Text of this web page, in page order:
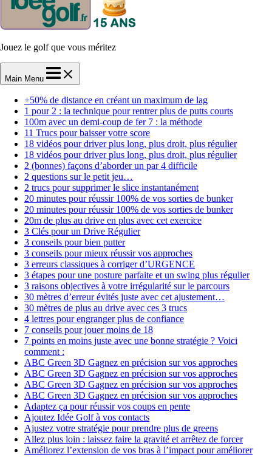
Jouez le golf que vous méritez
Main Menu
+50% de distance en créant un maximum de lag
1 pour 2 : la technique pour rentrer plus de putts courts
100m avec un demi-coup de fer 7 : la méthode
11 Trucs pour baisser votre score
18 vidéos pour driver plus long, plus droit, plus régulier
18 vidéos pour driver plus long, plus droit, plus régulier
2 (bonnes) façons d’aborder un par 4 difficile
2 questions sur le petit jeu…
2 trucs pour supprimer le slice instantanément
20 minutes pour réussir 100% de vos sorties de bunker
20 minutes pour réussir 100% de vos sorties de bunker
20m de plus au drive en plus avec cet exercice
3 Clés pour un Drive Régulier
3 conseils pour bien putter
3 conseils pour mieux réussir vos approches
3 erreurs classiques à corriger d’URGENCE
3 étapes pour une posture parfaite et un swing plus régulier
3 raisons objectives à votre irrégularité sur le parcours
30 mètres d’erreur évités juste avec cet ajustement…
30 mètres de plus au drive avec ces 3 trucs
4 lettres pour engranger plus de confiance
7 conseils pour jouer moins de 18
7 points en moins juste avec une bonne stratégie ? Voici
comment :
ABC Green 3D Gagnez en précision sur vos approches
ABC Green 3D Gagnez en précision sur vos approches
ABC Green 3D Gagnez en précision sur vos approches
ABC Green 3D Gagnez en précision sur vos approches
Adaptez ça pour réussir vos coups en pente
Ajoutez Idée Golf à vos contacts
Ajustez votre stratégie pour prendre plus de greens
Allez plus loin : laissez faire la gravité et arrêtez de forcer
Améliorez l’extension de vos bras à l’impact pour améliorer